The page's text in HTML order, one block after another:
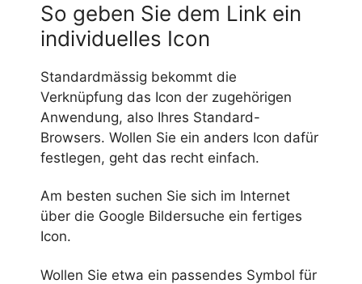
So geben Sie dem Link ein
individuelles Icon
Standardmässig bekommt die
Verknüpfung das Icon der zugehörigen
Anwendung, also Ihres Standard-
Browsers. Wollen Sie ein anders Icon dafür
festlegen, geht das recht einfach.
Am besten suchen Sie sich im Internet
über die Google Bildersuche ein fertiges
Icon.
Wollen Sie etwa ein passendes Symbol für